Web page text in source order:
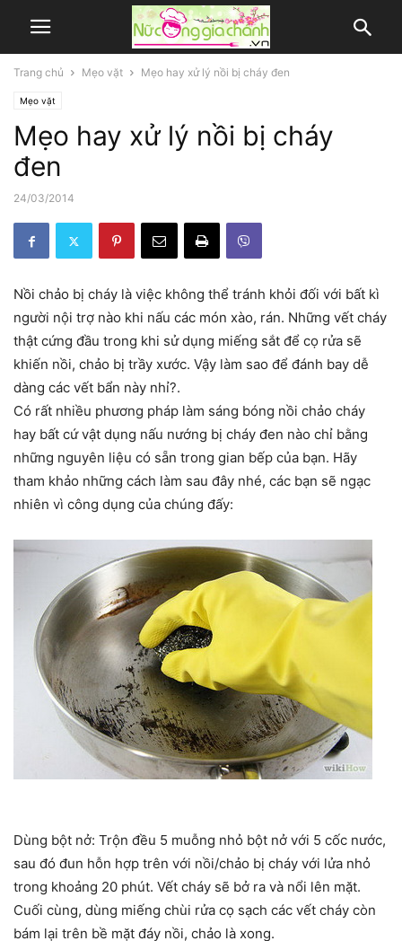
Trang chủ Mẹo vặt Mẹo hay xử lý nồi bị cháy đen
Mẹo vặt
Mẹo hay xử lý nồi bị cháy
đen
24/03/2014
Nồi chảo bị cháy là việc không thể tránh khỏi đối với bất kì
người nội trợ nào khi nấu các món xào, rán. Những vết cháy
thật cứng đầu trong khi sử dụng miếng sắt để cọ rửa sẽ
khiến nồi, chảo bị trầy xước. Vậy làm sao để đánh bay dễ
dàng các vết bẩn này nhỉ?.
Có rất nhiều phương pháp làm sáng bóng nồi chảo cháy
hay bất cứ vật dụng nấu nướng bị cháy đen nào chỉ bằng
những nguyên liệu có sẵn trong gian bếp của bạn. Hãy
tham khảo những cách làm sau đây nhé, các bạn sẽ ngạc
nhiên vì công dụng của chúng đấy:
Dùng bột nở: Trộn đều 5 muỗng nhỏ bột nở với 5 cốc nước,
sau đó đun hỗn hợp trên với nồi/chảo bị cháy với lửa nhỏ
trong khoảng 20 phút. Vết cháy sẽ bở ra và nổi lên mặt.
Cuối cùng, dùng miếng chùi rửa cọ sạch các vết cháy còn
bám lại trên bề mặt đáy nồi, chảo là xong.